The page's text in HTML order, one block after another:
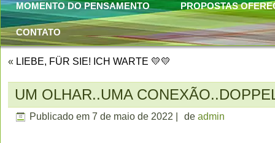
MOMENTO DO PENSAMENTO PROPOSTAS
CONTATO
« LIEBE, FÜR SIE! ICH WARTE 💛💛
UM OLHAR..UMA
Publicado em 7 de maio de 2022 de admin